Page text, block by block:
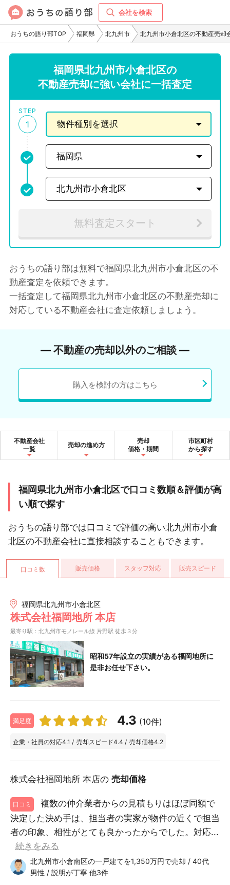
会社を検索
おうちの語り部TOP 福岡県 北九州市 北九州市小倉北区の不動産売却
福岡県北九州市小倉北区の
不動産売却に強い会社に一括査定
STEP
1
無料査定スタート
おうちの語り部は無料で福岡県北九州市小倉北区の不
動産査定を依頼できます。
一括査定して福岡県北九州市小倉北区の不動産売却に
対応している不動産会社に査定依頼しましょう。
― 不動産の売却以外のご相談 ―
購入を検討の方はこちら
不動産会社
一覧
売却の進め方
売却
価格・期間
市区町村
から探す
福岡県北九州市小倉北区で口コミ数順＆評価が高
い順で探す
おうちの語り部では口コミで評価の高い北九州市小倉
北区の不動産会社に直接相談することもできます。
口コミ数 販売価格 スタッフ対応 販売スピード
福岡県北九州市小倉北区
株式会社福岡地所 本店
最寄り駅：北九州市モノレール線 片野駅 徒歩３分
昭和57年設立の実績がある福岡地所に
是非お任せ下さい。
満足度 4.3 (10件)
企業・社員の対応4.1 / 売却スピード4.4 / 売却価格4.2
株式会社福岡地所 本店の 売却価格
口コミ
複数の仲介業者からの見積もりはほぼ同額で
決定した決め手は、担当者の実家が物件の近くで担当
者の印象、相性がとても良かったからでした。対応...
続きをみる
北九州市小倉南区の一戸建てを1,350万円で売却 / 40代
男性 / 説明が丁寧 他3件